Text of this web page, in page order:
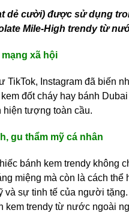
dẻ cười) được sử dụng
Mile-High trendy từ
xã hội
TikTok, Instagram đã biến
đốt cháy hay bánh
hiện tượng toàn cầu.
gu thẩm mỹ cá nhân
bánh kem trendy không
miệng mà còn là cách thể
và sự tinh tế của người
kem trendy từ nước ngoài